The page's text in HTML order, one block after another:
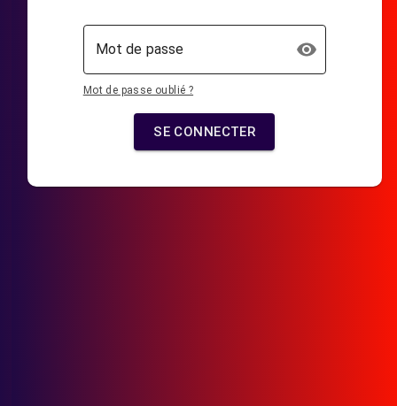
Mot de passe
Mot de passe oublié ?
SE CONNECTER